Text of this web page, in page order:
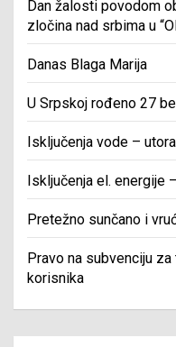
Dan žalosti povodom
zločina nad srbima u
Danas Blaga Marija
U Srpskoj rođeno 27
Isključenja vode –
Isključenja el. energije
Pretežno sunčano i
Pravo na subvenciju
korisnika